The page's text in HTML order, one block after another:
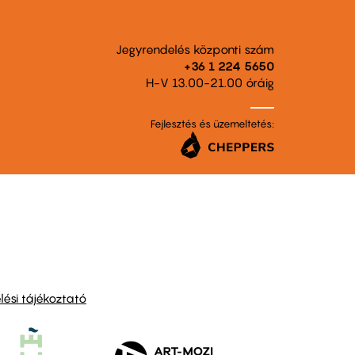
Jegyrendelés központi szám
+36 1 224 5650
H-V 13.00-21.00 óráig
Fejlesztés és üzemeltetés:
tájékoztató